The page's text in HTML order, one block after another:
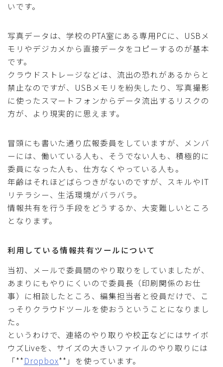
いです。
写真データは、学校のPTA室にある専用PCに、USBメ
モリやデジカメから直接データをコピーするのが基本
です。
クラウドストレージなどは、流出の恐れがあるからと
禁止なのですが、USBメモリを紛失したり、写真撮影
に使ったスマートフォンからデータ流出するリスクの
方が、より現実的に思えます。
冒頭にも書いた通り広報委員をしていますが、メンバ
ーには、働いている人も、そうでない人も、積極的に
委員になった人も、仕方なくやっている人も。
年齢はそれほどばらつきがないのですが、スキルやIT
リテラシー、生活環境がバラバラ。
情報共有を行う手段をどうするか、大変難しいところ
となります。
利用している情報共有ツールについて
当初、メールで委員間のやり取りをしていましたが、
あまりにもやりにくいので委員長（印刷関係のお仕
事）に相談したところ、編集担当者と役員だけで、こ
っそりクラウドツールを使おうということになりまし
た。
というわけで、連絡のやり取りや校正などにはサイボ
ウズLiveを、サイズの大きいファイルのやり取りには
「**Dropbox**」を使っています。